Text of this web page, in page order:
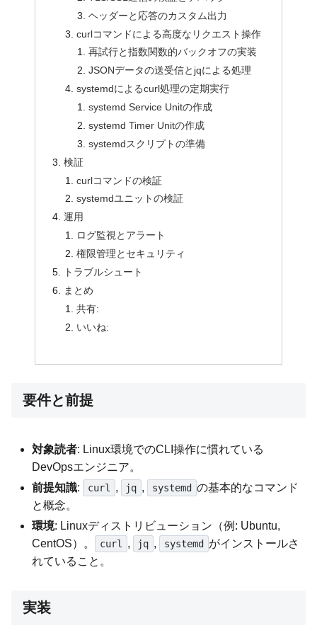
ヘッダーと応答のカスタム出力
curlコマンドによる高度なリクエスト操作
再試行と指数関数的バックオフの実装
JSONデータの送受信とjqによる処理
systemdによるcurl処理の定期実行
systemd Service Unitの作成
systemd Timer Unitの作成
systemdスクリプトの準備
検証
curlコマンドの検証
systemdユニットの検証
運用
ログ監視とアラート
権限管理とセキュリティ
トラブルシュート
まとめ
共有:
いいね:
要件と前提
対象読者: Linux環境でのCLI操作に慣れている
DevOpsエンジニア。
前提知識: curl , jq , systemd の基本的なコマンド
と概念。
環境: Linuxディストリビューション（例: Ubuntu,
CentOS）。
curl , jq , systemd
がインストールさ
れていること。
実装